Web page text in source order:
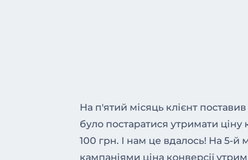
На п'ятий місяць клієнт
було постаратися утримати ціну
100 грн. І нам це вдалось! На 5-й
кампаніями ціна конверсії